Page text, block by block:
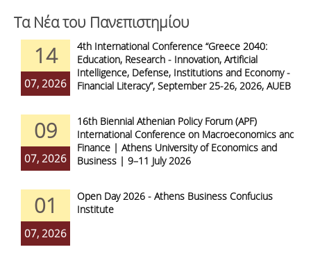
Τα Νέα του Πανεπιστημίου
14
07, 2026
4th International Conference “Greece 2040:
Education, Research - Innovation, Artificial
Intelligence, Defense, Institutions and Economy -
Financial Literacy”, September 25-26, 2026, AUEB
09
07, 2026
16th Biennial Athenian Policy Forum (APF)
International Conference on Macroeconomics and
Finance | Athens University of Economics and
Business | 9–11 July 2026
01
07, 2026
Open Day 2026 - Athens Business Confucius
Institute